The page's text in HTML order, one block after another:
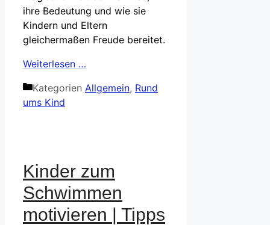
ihre Bedeutung und wie sie
Kindern und Eltern
gleichermaßen Freude bereitet.
Weiterlesen …
Kategorien Allgemein, Rund
ums Kind
Kinder zum
Schwimmen
motivieren | Tipps